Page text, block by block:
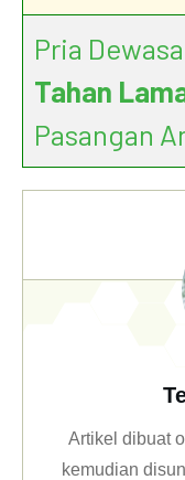
Pria
Tahan
Pasangan
Artikel dibuat
kemudian